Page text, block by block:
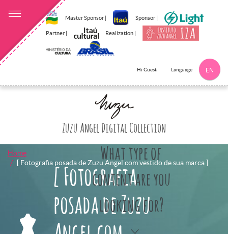
Master Sponsor | Sponsor |
Partner | Realization |
Hi Guest Language EN
Zuzu Angel Digital Collection
What type of
content are you
looking for?
Home
[ Fotografia posada de Zuzu Angel com vestido de sua marca ]
[ Fotografia
posada de Zuzu